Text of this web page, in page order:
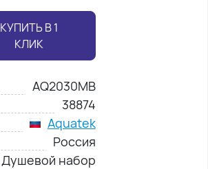
КУПИТЬ В 1
КЛИК
AQ2030MB
38874
Aquatek
Россия
Душевой набор